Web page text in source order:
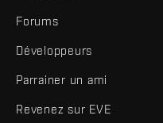
Forums
Développeurs
Parrainer un ami
Revenez sur EVE